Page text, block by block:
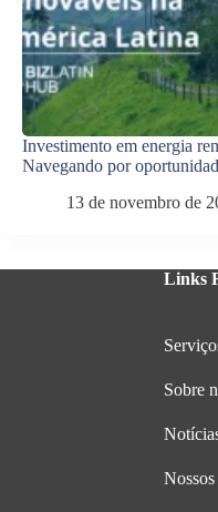
Investimento em energia
Navegando por
13 de novembro de
Links
Sobre